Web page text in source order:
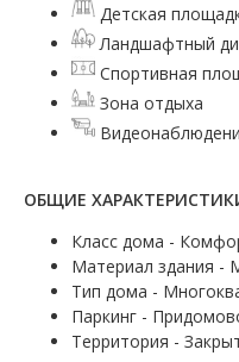
Детская
Ландшафтный
Спортивная
Зона отдыха
ОБЩИЕ
Класс дома -
Материал здания -
Тип дома -
Паркинг -
Территория -